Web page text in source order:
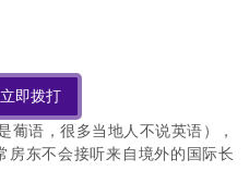
立即拨打
葡语，很多当地人不说英语），
房东不会接听来自境外的国际长